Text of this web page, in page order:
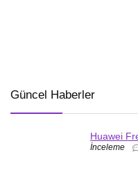
Güncel Haberler
Huawei
İnceleme